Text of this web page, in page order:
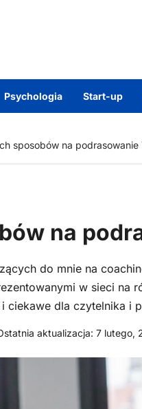
Psychologia Start-up
sposobów na podrasowanie
na
do mnie na
w sieci na
ciekawe dla czytelnika i
aktualizacja: 7 lutego,